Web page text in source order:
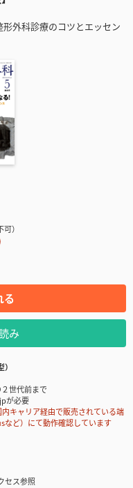
外科診療のコツとエッセン
）
る
み
世代前まで
が必要
キャリア経由で販売されている端
など）にて動作確認しています
セス参照